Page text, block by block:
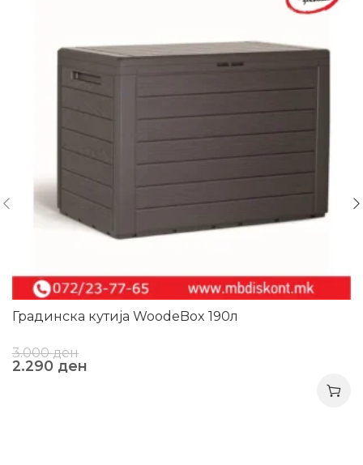
Градинска кутија WoodeBox 190л
3.000ден
2.290 ден